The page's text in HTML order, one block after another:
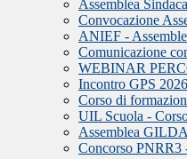
Assemblea
Convocazione
ANIEF -
Comunicazione
WEBINAR
Incontro GPS
Corso di
UIL Scuola -
Assemblea
Concorso PNRR3